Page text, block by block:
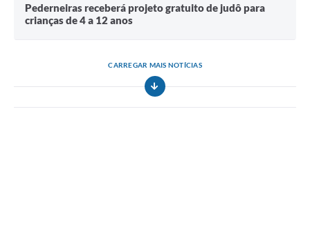
Pederneiras receberá projeto gratuito de judô para
crianças de 4 a 12 anos
CARREGAR MAIS NOTÍCIAS